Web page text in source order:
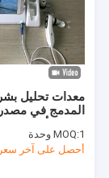
المحمولة
الماسح
الماسح
الأشعة تحت
محلل الجلد
معدات تحليل
المدمج في
MOQ:1 وحدة
أحصل على آخر سعر